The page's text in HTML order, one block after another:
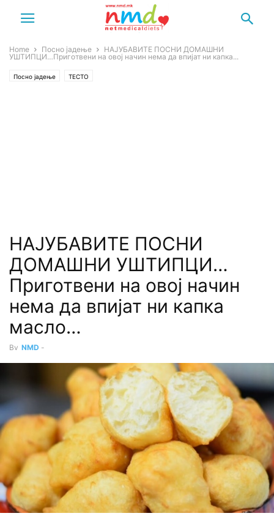
Home Посно јадење
НАЈУБАВИТЕ ПОСНИ ДОМАШНИ
УШТИПЦИ…Приготвени на овој начин нема да впијат ни капка...
Посно јадење ТЕСТО
НАЈУБАВИТЕ ПОСНИ
ДОМАШНИ УШТИПЦИ…
Приготвени на овој начин
нема да впијат ни капка
масло…
By NMD -